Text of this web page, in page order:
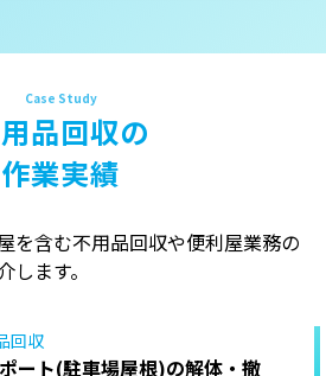
品回収の
作業実績
を含む不用品回収や便利屋業務の
ます。
回収
ート(駐車場屋根)の解体・撤